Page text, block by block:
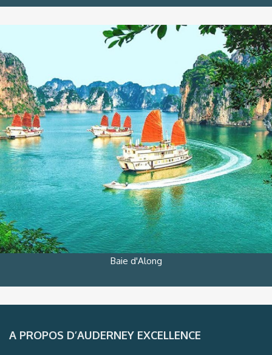
Baie d'Along
A PROPOS D’AUDERNEY EXCELLENCE